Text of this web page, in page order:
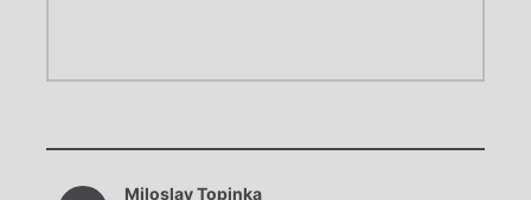
Načítá se.
Chviličku.
Miloslav Topinka